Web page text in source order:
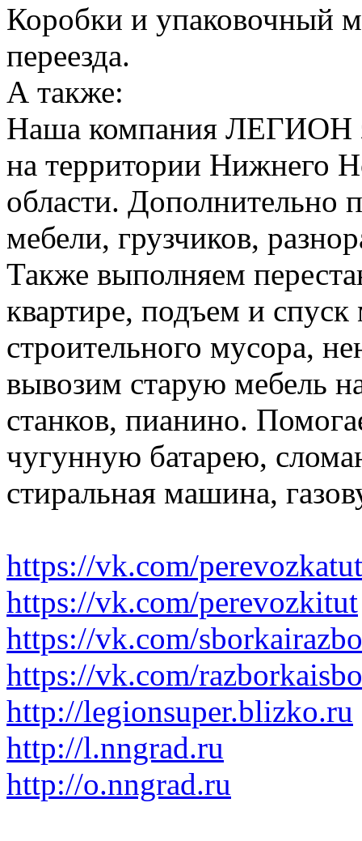
Коробки и упаковочный
переезда.
А также:
Наша компания ЛЕГИОН
на территории Нижнего
области. Дополнительно
мебели, грузчиков,
Также выполняем
квартире, подъем и спуск
строительного мусора,
вывозим старую мебель
станков, пианино.
чугунную батарею,
стиральная машина,
https://vk.com/perevozkatut
https://vk.com/perevozkitut
https://vk.com/
https://vk.com/
http://legionsuper.blizko.ru
http://l.nngrad.ru
http://o.nngrad.ru